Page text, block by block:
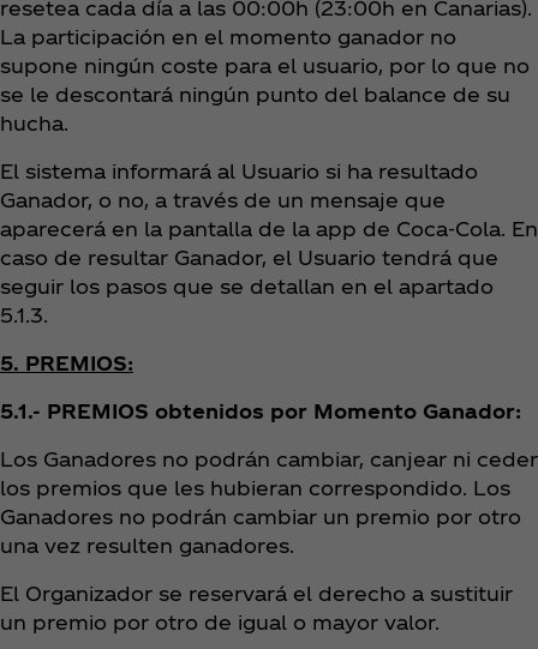
resetea cada día a las 00:00h (23:00h en Canarias).
La participación en el momento ganador no
supone ningún coste para el usuario, por lo que no
se le descontará ningún punto del balance de su
hucha.
El sistema informará al Usuario si ha resultado
Ganador, o no, a través de un mensaje que
aparecerá en la pantalla de la app de Coca‑Cola. En
caso de resultar Ganador, el Usuario tendrá que
seguir los pasos que se detallan en el apartado
5.1.3.
5. PREMIOS:
5.1.- PREMIOS obtenidos por Momento Ganador:
Los Ganadores no podrán cambiar, canjear ni ceder
los premios que les hubieran correspondido. Los
Ganadores no podrán cambiar un premio por otro
una vez resulten ganadores.
El Organizador se reservará el derecho a sustituir
un premio por otro de igual o mayor valor.